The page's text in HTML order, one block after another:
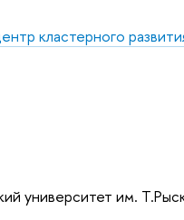
кластерного
университет им.